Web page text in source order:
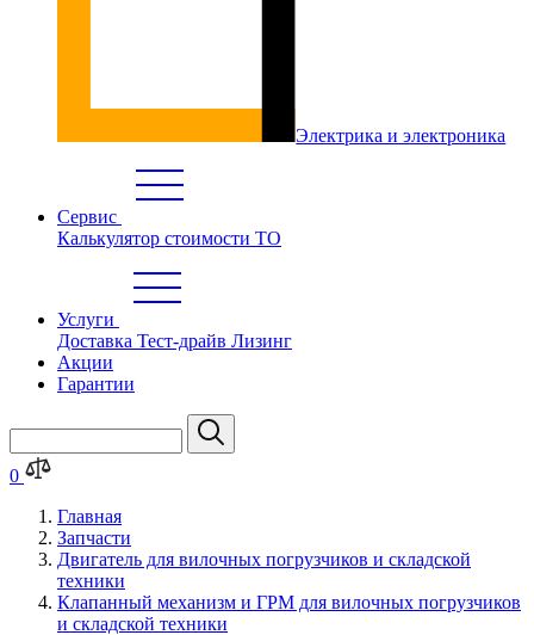
Электрика и электроника
Сервис
Калькулятор стоимости ТО
Услуги
Доставка Тест-драйв Лизинг
Акции
Гарантии
0
Главная
Запчасти
Двигатель для вилочных погрузчиков и складской
техники
Клапанный механизм и ГРМ для вилочных погрузчиков
и складской техники